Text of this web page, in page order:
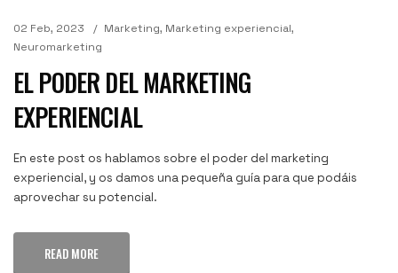
02 Feb, 2023 Marketing, Marketing experiencial,
Neuromarketing
EL PODER DEL MARKETING
EXPERIENCIAL
En este post os hablamos sobre el poder del marketing
experiencial, y os damos una pequeña guía para que podáis
aprovechar su potencial.
READ MORE